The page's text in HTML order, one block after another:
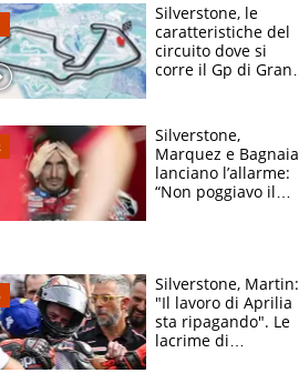
Silverstone, le
caratteristiche del
circuito dove si
corre il Gp di Gran
Silverstone,
Marquez e Bagnaia
lanciano l’allarme:
“Non poggiavo il
Silverstone, Martin:
"Il lavoro di Aprilia
sta ripagando". Le
lacrime di